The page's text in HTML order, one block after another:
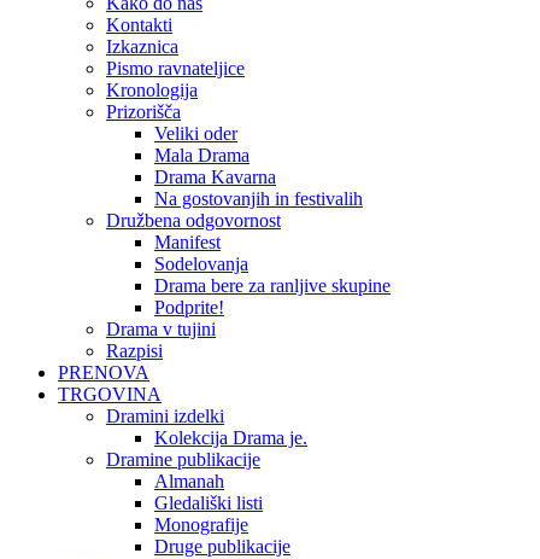
Kontakti
Izkaznica
Pismo ravnateljice
Kronologija
Prizorišča
Veliki oder
Mala Drama
Drama Kavarna
Na gostovanjih in festivalih
Družbena odgovornost
Manifest
Sodelovanja
Drama bere za ranljive skupine
Podprite!
Drama v tujini
Razpisi
PRENOVA
TRGOVINA
Dramini izdelki
Kolekcija Drama je.
Dramine publikacije
Almanah
Gledališki listi
Monografije
Druge publikacije